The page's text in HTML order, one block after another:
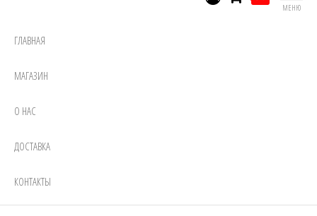
МЕНЮ
ГЛАВНАЯ
МАГАЗИН
О НАС
ДОСТАВКА
КОНТАКТЫ